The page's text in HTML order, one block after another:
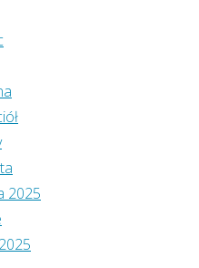
2025
wtorek i
9:00 –